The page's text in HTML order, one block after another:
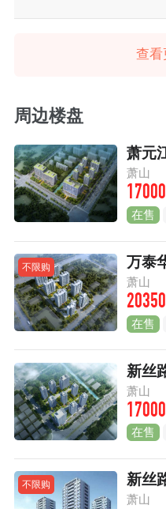
查看
周边楼盘
萧元
萧山
17000
在售
不限购 万泰
萧山
20350
在售
新丝
萧山
17000
在售
不限购 新丝
萧山